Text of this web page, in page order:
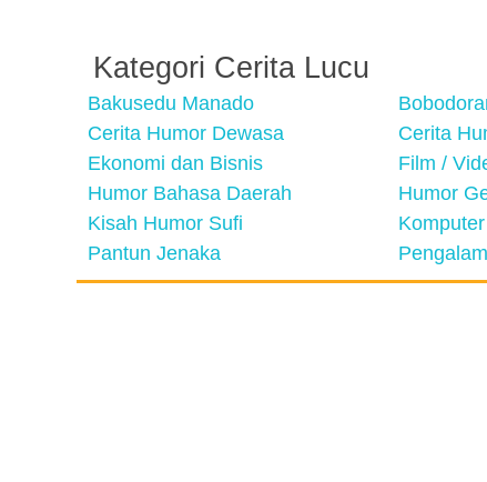
Kategori Cerita Lucu
Bakusedu Manado
Cerita Humor Dewasa
Cerita
Ekonomi dan Bisnis
Film /
Humor Bahasa Daerah
Humor
Kisah Humor Sufi
Pantun Jenaka